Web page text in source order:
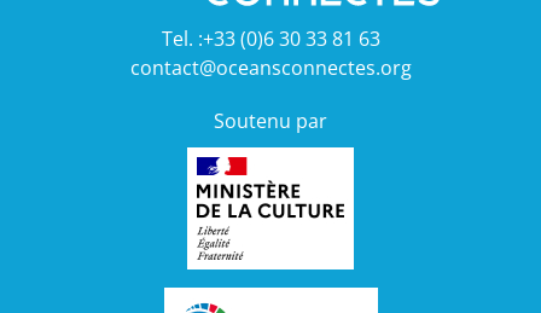
Tel. :+33 (0)6 30 33 81 63
contact@oceansconnectes.org
Soutenu par